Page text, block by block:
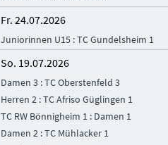
Fr. 24.07.2026
Juniorinnen U15 : TC Gundelsheim 1
So. 19.07.2026
Damen 3 : TC Oberstenfeld 3
Herren 2 : TC Afriso Güglingen 1
TC RW Bönnigheim 1 : Damen 1
Damen 2 : TC Mühlacker 1